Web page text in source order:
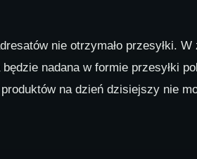
nie otrzymało przesyłki. W
nadana w formie przesyłki
na dzień dzisiejszy nie